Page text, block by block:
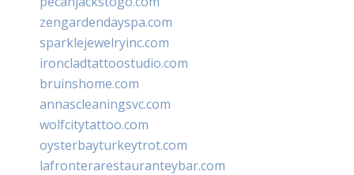
zengardendayspa.com
sparklejewelryinc.com
ironcladtattoostudio.com
bruinshome.com
annascleaningsvc.com
wolfcitytattoo.com
oysterbayturkeytrot.com
lafronterarestauranteybar.com